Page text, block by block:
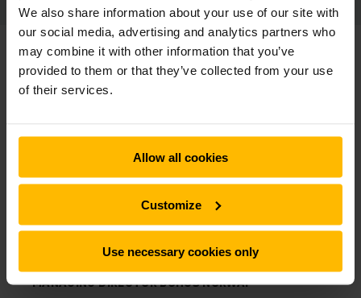
We also share information about your use of our site with
our social media, advertising and analytics partners who
may combine it with other information that you’ve
provided to them or that they’ve collected from your use
of their services.
Allow all cookies
Customize
Use necessary cookies only
MANAGING DIRECTOR BOHUS NORWAY